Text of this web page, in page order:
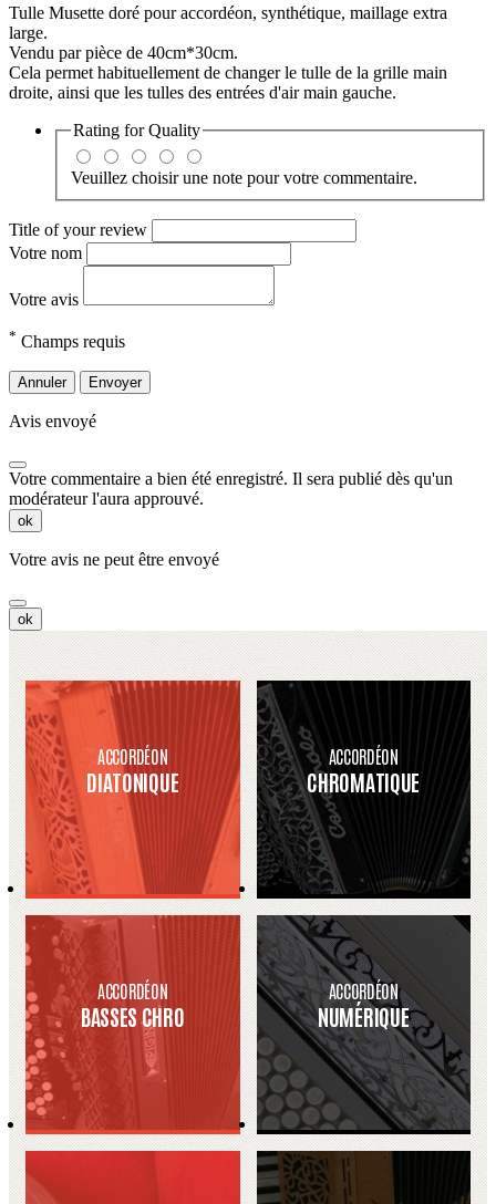
Tulle Musette doré pour accordéon, synthétique, maillage extra
large.
Vendu par pièce de 40cm*30cm.
Cela permet habituellement de changer le tulle de la grille main
droite, ainsi que les tulles des entrées d'air main gauche.
Rating forQuality
Veuillez choisir une note pour votre commentaire.
Title of your review
Votre nom
Votre avis
* Champs requis
Annuler Envoyer
Avis envoyé
Votre commentaire a bien été enregistré. Il sera publié dès qu'un
modérateur l'aura approuvé.
ok
Votre avis ne peut être envoyé
ok
ACCORDÉON
DIATONIQUE
ACCORDÉON
CHROMATIQUE
ACCORDÉON
BASSES CHRO
ACCORDÉON
NUMÉRIQUE